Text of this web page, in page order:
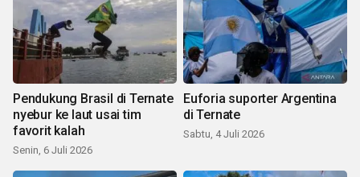
Pendukung Brasil di Ternate
nyebur ke laut usai tim
favorit kalah
Senin, 6 Juli 2026
Euforia suporter Argentina
di Ternate
Sabtu, 4 Juli 2026